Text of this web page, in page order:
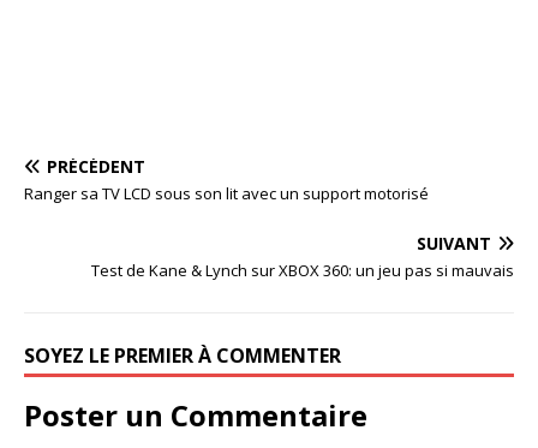
PRÉCÉDENT
Ranger sa TV LCD sous son lit avec un support motorisé
SUIVANT
Test de Kane & Lynch sur XBOX 360: un jeu pas si mauvais
SOYEZ LE PREMIER À COMMENTER
Poster un Commentaire